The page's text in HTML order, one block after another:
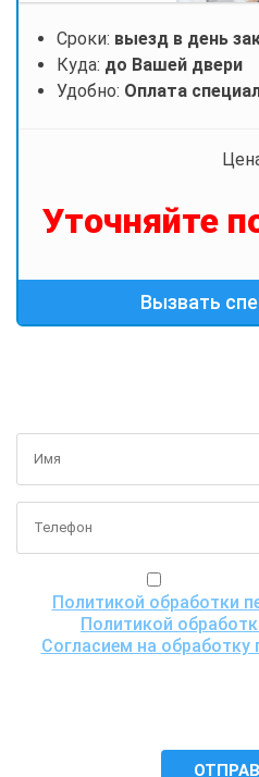
Сроки: выезд в день
Куда: до Вашей двери
Удобно: Оплата
Уточняйте
Вызвать
Политикой обработки
Политикой
Согласием на